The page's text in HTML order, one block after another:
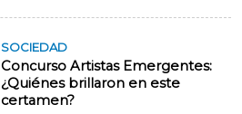
SOCIEDAD
Concurso Artistas Emergentes:
¿Quiénes brillaron en este
certamen?